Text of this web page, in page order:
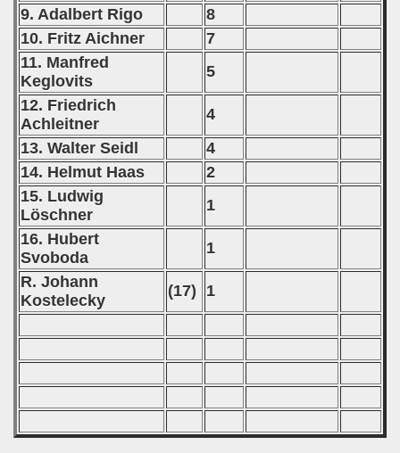
9. Adalbert Rigo
8
10. Fritz Aichner
7
11. Manfred
Keglovits
5
12. Friedrich
Achleitner
4
13. Walter Seidl
4
14. Helmut Haas
2
15. Ludwig
Löschner
1
16. Hubert
Svoboda
1
R. Johann
Kostelecky
(17) 1